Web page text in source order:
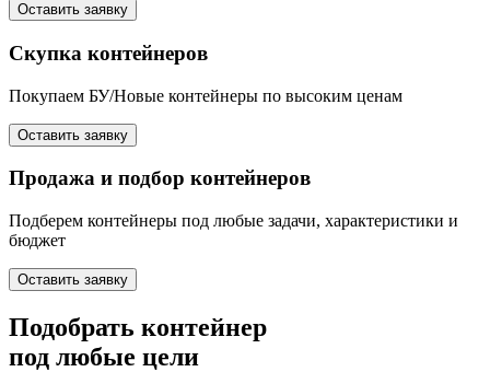
Оставить заявку
Скупка контейнеров
Покупаем БУ/Новые контейнеры по высоким ценам
Оставить заявку
Продажа и подбор контейнеров
Подберем контейнеры под любые задачи, характеристики и
бюджет
Оставить заявку
Подобрать контейнер
под любые цели